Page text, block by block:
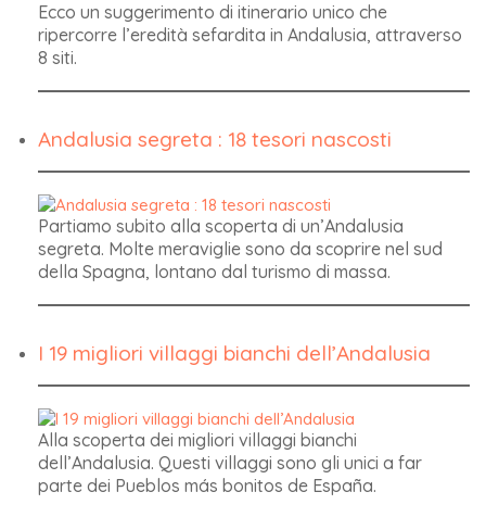
Ecco un suggerimento di itinerario unico che
ripercorre l’eredità sefardita in Andalusia, attraverso
8 siti.
Andalusia segreta : 18 tesori nascosti
Partiamo subito alla scoperta di un’Andalusia
segreta. Molte meraviglie sono da scoprire nel sud
della Spagna, lontano dal turismo di massa.
I 19 migliori villaggi bianchi dell’Andalusia
Alla scoperta dei migliori villaggi bianchi
dell’Andalusia. Questi villaggi sono gli unici a far
parte dei Pueblos más bonitos de España.